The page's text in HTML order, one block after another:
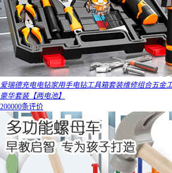
爱瑞德充电电钻家用手电钻工具箱套装维修组合五金
豪华套装【两电池】
200000条评价